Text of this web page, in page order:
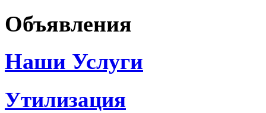
Объявления
Наши Услуги
Утилизация